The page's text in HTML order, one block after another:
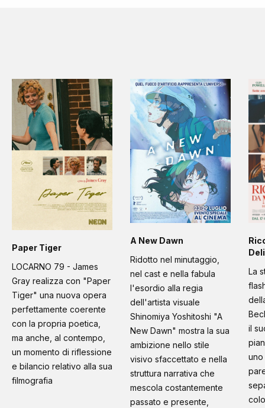
Paper Tiger
LOCARNO 79 - James
Gray realizza con "Paper
Tiger" una nuova opera
perfettamente coerente
con la propria poetica,
ma anche, al contempo,
un momento di riflessione
e bilancio relativo alla sua
filmografia
A New Dawn
Ridotto nel minutaggio,
nel cast e nella fabula
l'esordio alla regia
dell'artista visuale
Shinomiya Yoshitoshi "A
New Dawn" mostra la sua
ambizione nello stile
visivo sfaccettato e nella
struttura narrativa che
mescola costantemente
passato e presente,
La
il